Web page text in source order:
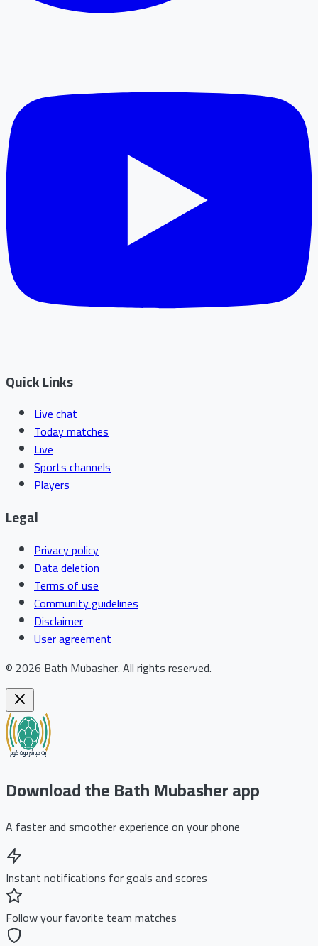
Quick Links
Live chat
Today matches
Live
Sports channels
Players
Legal
Privacy policy
Data deletion
Terms of use
Community guidelines
Disclaimer
User agreement
© 2026 Bath Mubasher.All rights reserved.
Download the Bath Mubasher app
A faster and smoother experience on your phone
Instant notifications for goals and scores
Follow your favorite team matches